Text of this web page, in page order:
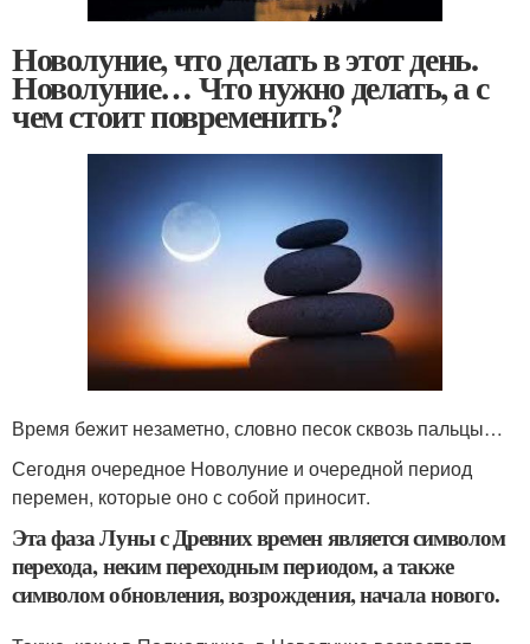
Новолуние, что делать в этот день.
Новолуние… Что нужно делать, а с
чем стоит повременить?
Время бежит незаметно, словно песок сквозь пальцы…
Сегодня очередное Новолуние и очередной период
перемен, которые оно с собой приносит.
Эта фаза Луны с Древних времен является символом
перехода, неким переходным периодом, а также
символом обновления, возрождения, начала нового.